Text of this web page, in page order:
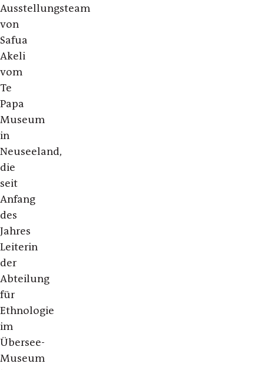
Ausstellungsteam
von
Safua
Akeli
vom
Te
Papa
Museum
in
Neuseeland,
die
seit
Anfang
des
Jahres
Leiterin
der
Abteilung
für
Ethnologie
im
Übersee-
Museum